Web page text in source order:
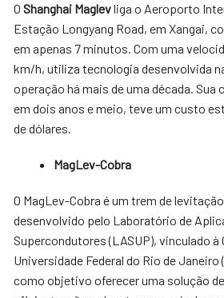
OShanghai Maglevliga o Aeroporto
Estação Longyang Road, em Xangai,
em apenas 7 minutos. Com uma
km/h, utiliza tecnologia desenvolvida
operação há mais de uma década. Sua
em dois anos e meio, teve um custo
de dólares.
MagLev-Cobra
O MagLev-Cobra é um trem de
desenvolvido pelo Laboratório de
Supercondutores (LASUP), vinculado à
Universidade Federal do Rio de
como objetivo oferecer uma solução